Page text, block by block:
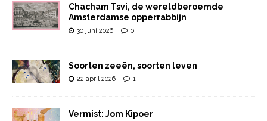
Chacham Tsvi, de wereldberoemde
Amsterdamse opperrabbijn
30 juni 2026 0
Soorten zeeën, soorten leven
22 april 2026 1
Vermist: Jom Kipoer